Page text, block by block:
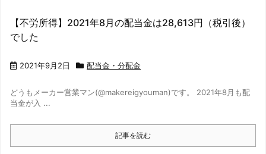
【不労所得】2021年8月の配当金は28,613円（税引後）
でした
2021年9月2日 配当金・分配金
どうもメーカー営業マン(@makereigyouman)です。 2021年8月も配
当金が入 ...
記事を読む